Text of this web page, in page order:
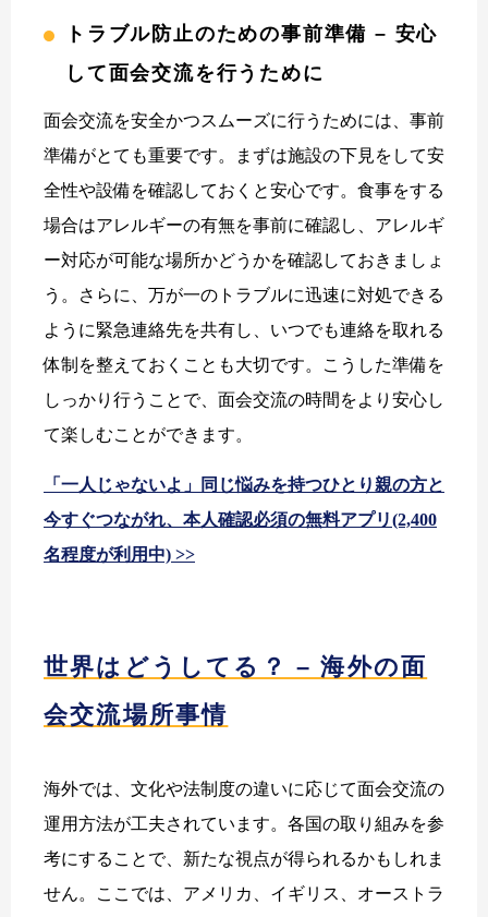
トラブル防止のための事前準備 – 安心
して面会交流を行うために
面会交流を安全かつスムーズに行うためには、事前
準備がとても重要です。まずは施設の下見をして安
全性や設備を確認しておくと安心です。食事をする
場合はアレルギーの有無を事前に確認し、アレルギ
ー対応が可能な場所かどうかを確認しておきましょ
う。さらに、万が一のトラブルに迅速に対処できる
ように緊急連絡先を共有し、いつでも連絡を取れる
体制を整えておくことも大切です。こうした準備を
しっかり行うことで、面会交流の時間をより安心し
て楽しむことができます。
「一人じゃないよ」同じ悩みを持つひとり親の方と
今すぐつながれ、本人確認必須の無料アプリ(2,400
名程度が利用中) >>
世界はどうしてる？ – 海外の面
会交流場所事情
海外では、文化や法制度の違いに応じて面会交流の
運用方法が工夫されています。各国の取り組みを参
考にすることで、新たな視点が得られるかもしれま
せん。ここでは、アメリカ、イギリス、オーストラ